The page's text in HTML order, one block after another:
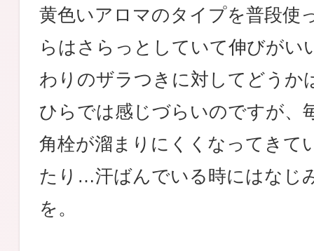
黄色いアロマのタイプを普段使
らはさらっとしていて伸びがい
わりのザラつきに対してどうか
ひらでは感じづらいのですが、
角栓が溜まりにくくなってきて
たり…汗ばんでいる時にはなじ
を。